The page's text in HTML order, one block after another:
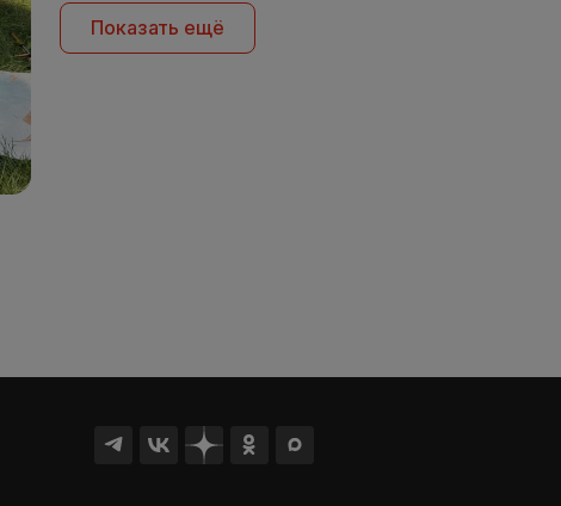
Показать ещё